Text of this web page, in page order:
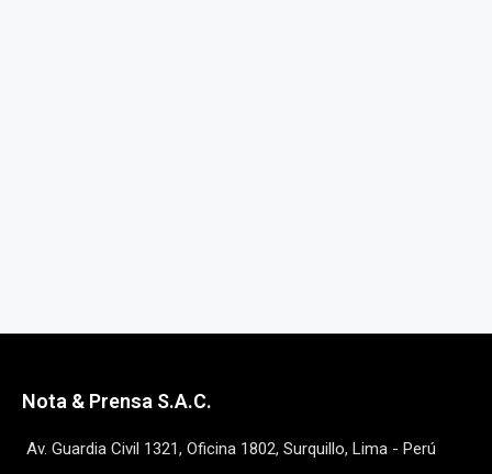
Nota & Prensa S.A.C.
Av. Guardia Civil 1321, Oficina 1802, Surquillo, Lima - Perú